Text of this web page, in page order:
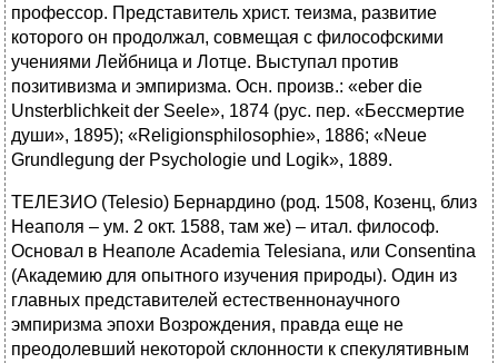
профессор. Представитель христ. теизма, развитие
которого он продолжал, совмещая с философскими
учениями Лейбница и Лотце. Выступал против
позитивизма и эмпиризма. Осн. произв.: «eber die
Unsterblichkeit der Seele», 1874 (рус. пер. «Бессмертие
души», 1895); «Religionsphilosophie», 1886; «Neue
Grundlegung der Psychologie und Logik», 1889.
ТЕЛЕЗИО (Telesio) Бернардино (род. 1508, Козенц, близ
Неаполя – ум. 2 окт. 1588, там же) – итал. философ.
Основал в Неаполе Academia Telesiana, или Consentina
(Академию для опытного изучения природы). Один из
главных представителей естественнонаучного
эмпиризма эпохи Возрождения, правда еще не
преодолевший некоторой склонности к спекулятивным